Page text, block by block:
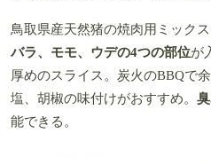
鳥取県産天然猪の焼肉用ミックス
バラ、モモ、ウデの4つの部位が
厚めのスライス。炭火のBBQで
塩、胡椒の味付けがおすすめ。
能できる。